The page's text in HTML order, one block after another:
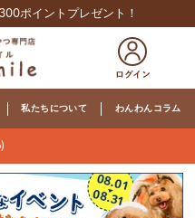
ポイントプレゼント！
私たちについて わんわんコラム